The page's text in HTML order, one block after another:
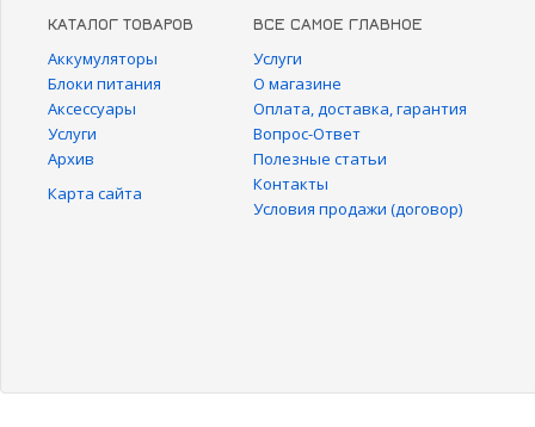
КАТАЛОГ ТОВАРОВ
Аккумуляторы
Блоки питания
Аксессуары
Услуги
Архив
Карта сайта
ВСЕ САМОЕ ГЛАВНОЕ
Услуги
О магазине
Оплата, доставка, гарантия
Вопрос-Ответ
Полезные статьи
Контакты
Условия продажи (договор)